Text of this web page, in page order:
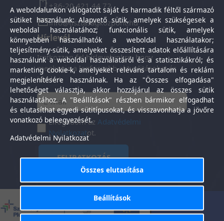
+36-20 421 44 72
info@tisztasagkozpont.hu
Hírlevél
Iratkozzon fel hírlevelünkre, hogy
megkapja a legfrissebb aktualitásokat és
híreket.
Elfogadom azAdatvédelmi
Nyilatkozatot.
FELIRATKOZÁS
Általános Szerződési
Feltételek
-
tájékoztató
A weboldalunkon válogatott saját és harmadik féltől származó
sütiket használunk: Alapvető sütik, amelyek szükségesek a
weboldal használatához; funkcionális sütik, amelyek
könnyebben használhatók a weboldal használatakor;
teljesítmény-sütik, amelyeket összesített adatok előállítására
használunk a weboldal használatáról és a statisztikákról; és
marketing cookie-k, amelyeket releváns tartalom és reklám
megjelenítésére használnak. Ha az "Összes elfogadása"
lehetőséget választja, akkor hozzájárul az összes sütik
használatához. A "Beállítások" részben bármikor elfogadhat
és elutasíthat egyedi sütitípusokat, és visszavonhatja a jövőre
vonatkozó beleegyezését.
Adatvédelmi Nyilatkozat
Összes elutasítása
Beállítások